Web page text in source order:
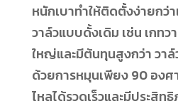
หนักเบาทำให้ติดตั้งง่ายกว่
วาล์วแบบดั้งเดิม เช่น เกท
ใหญ่และมีต้นทุนสูงกว่า วา
ด้วยการหมุนเพียง 90 องศ
ไหลได้รวดเร็วและมีประสิ